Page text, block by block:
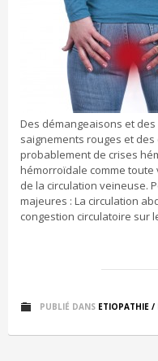
Des démangeaisons et
saignements rouges et
probablement de crises
hémorroïdale comme toute
de la circulation veineuse.
majeures : La circulation
congestion circulatoire sur
PUBLIÉ DANS ETIOPATHIE /